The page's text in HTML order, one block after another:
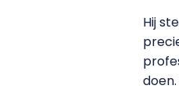
Hij